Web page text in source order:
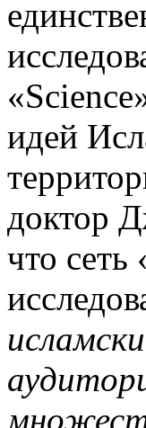
идей
доктор
что сеть